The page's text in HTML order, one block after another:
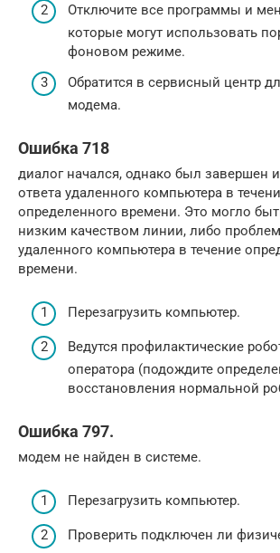
Отключите все программы и
которые могут использовать
фоновом режиме.
Обратится в сервисный центр
модема.
Ошибка 718
диалог начался, однако был завершен
ответа удаленного компьютера в
определенного времени. Это могло
низким качеством линии, либо
удаленного компьютера в течение
времени.
Перезагрузить компьютер.
Ведутся профилактические
оператора (подождите
восстановления нормальной
Ошибка 797.
модем не найден в системе.
Перезагрузить компьютер.
Проверить подключен ли